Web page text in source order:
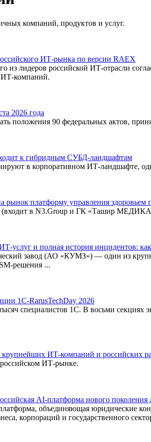
компаний, продуктов и услуг.
ИТ-рынка по версии RAEX
из лидеров российской ИТ-отрасли
ИТ-компаний.
2026 года
положения 90 федеральных актов,
к гибридным СУБД-ландшафтам
в корпоративном ИТ-ландшафте,
платформу управления здоровьем
в N3.Group и ГК «Ташир
услуг и полная история
завод (АО «КУМЗ») — один из
решения ...
1C-RarusTechDay 2026
специалистов 1С. В восьми
ИТ-компаний и российских
ИТ-рынке.
AI-платформа нового поколения
объединяющая юридические
корпораций и государственного